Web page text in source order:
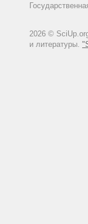
2026 ©
и литературы.